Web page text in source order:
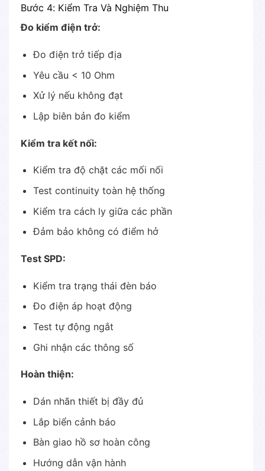
Bước 4: Kiểm Tra Và Nghiệm Thu
Đo kiểm điện trở:
Đo điện trở tiếp địa
Yêu cầu < 10 Ohm
Xử lý nếu không đạt
Lập biên bản đo kiểm
Kiểm tra kết nối:
Kiểm tra độ chặt các mối nối
Test continuity toàn hệ thống
Kiểm tra cách ly giữa các phần
Đảm bảo không có điểm hở
Test SPD:
Kiểm tra trạng thái đèn báo
Đo điện áp hoạt động
Test tự động ngắt
Ghi nhận các thông số
Hoàn thiện:
Dán nhãn thiết bị đầy đủ
Lắp biển cảnh báo
Bàn giao hồ sơ hoàn công
Hướng dẫn vận hành